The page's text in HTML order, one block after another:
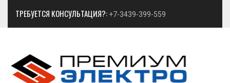
ТРЕБУЕТСЯ КОНСУЛЬТАЦИЯ?: +7-3439-399-559